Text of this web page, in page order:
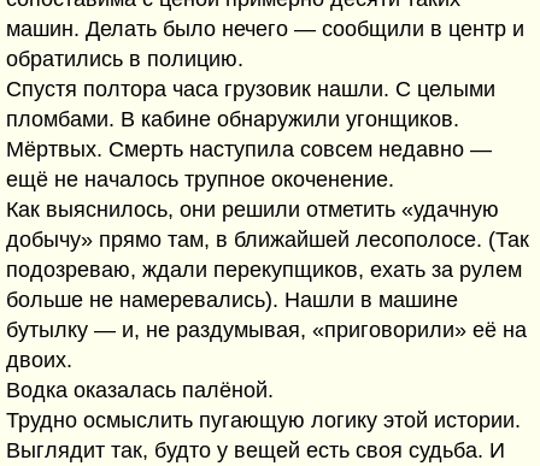
машин. Делать было нечего — сообщили в центр и
обратились в полицию.
Спустя полтора часа грузовик нашли. С целыми
пломбами. В кабине обнаружили угонщиков.
Мёртвыx. Смерть наступила совсем недавно —
ещё не началось трупное окоченение.
Как выяснилось, они решили отметить «удачную
добычу» прямо там, в ближайшей лесополосе. (Так
подозреваю, ждали перекупщиков, ехать за рулем
больше не намеревались). Нашли в машине
бутылку — и, не раздумывая, «приговорили» её на
двоих.
Водка оказалась палёной.
Трудно осмыслить пугающую логику этой истории.
Выглядит так, будто у вещей есть своя судьба. И